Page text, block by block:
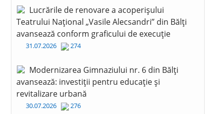
Lucrările de renovare a acoperișului
Teatrului Național „Vasile Alecsandri” din Bălți
avansează conform graficului de execuție
31.07.2026 274
Modernizarea Gimnaziului nr. 6 din Bălți
avansează: investiții pentru educație și
revitalizare urbană
30.07.2026 276